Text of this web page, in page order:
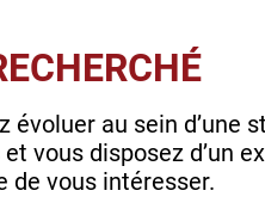
évoluer au sein d’une
vous disposez d’un
de vous intéresser.